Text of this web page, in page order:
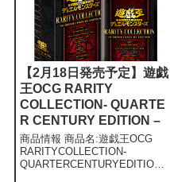
【2月18日発売予定】遊戯
王OCG RARITY
COLLECTION- QUARTE
R CENTURY EDITION –
商品情報 商品名:遊戯王OCG
RARITYCOLLECTION-
QUARTERCENTURYEDITION-